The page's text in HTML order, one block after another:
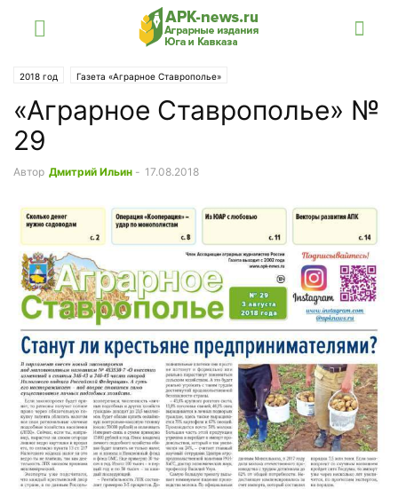
2018 год Газета «Аграрное Ставрополье»
«Аграрное Ставрополье» №
29
Автор Дмитрий Ильин - 17.08.2018